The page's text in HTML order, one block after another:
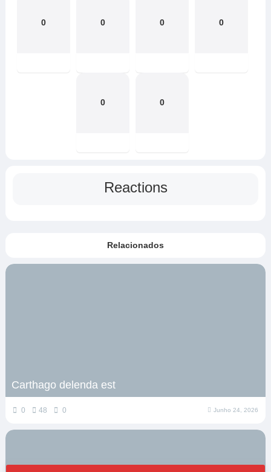
0 0 0 0
0 0
Reactions
Relacionados
Carthago delenda est
0 48 0 Junho 24, 2026